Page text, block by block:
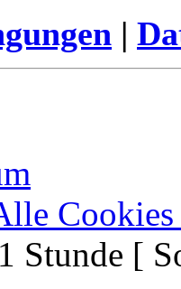
|
Cookies
Stunde [